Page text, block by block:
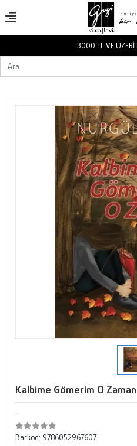
Kalbime Gömerim O Zaman
-
Barkod: 9786052967607